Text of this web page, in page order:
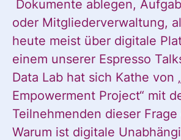
Dokumente ablegen,
oder Mitgliederverwaltung,
heute meist über digitale
einem unserer Espresso
Data Lab hat sich Kathe von
Empowerment Project“ mit
Teilnehmenden dieser
Warum ist digitale